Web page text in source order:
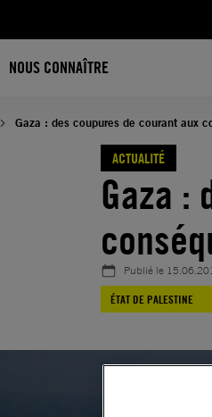
NOUS CONNAÎTRE
Gaza : des coupures de courant aux
ACTUALITÉ
Gaza :
Publié le
ÉTAT DE PALESTINE